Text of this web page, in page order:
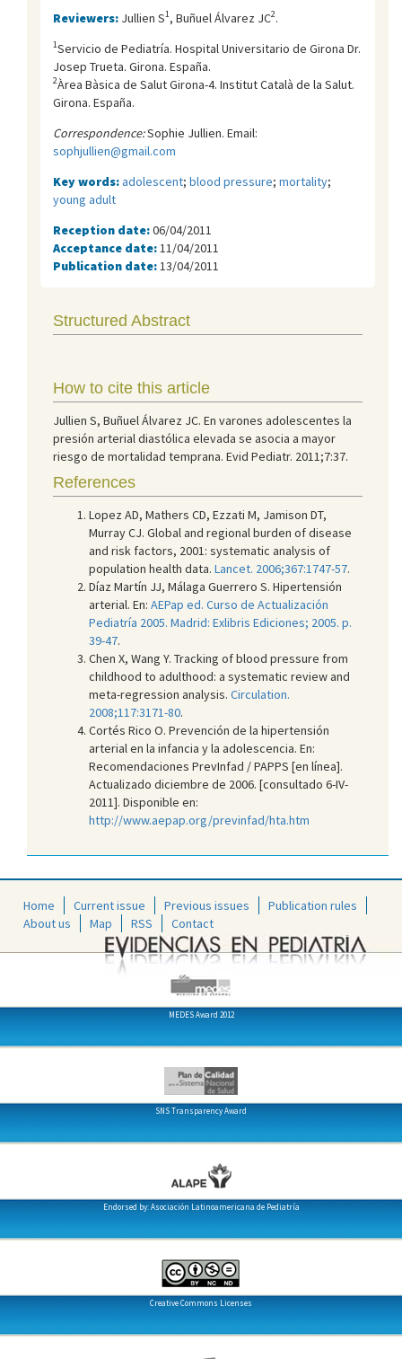
Reviewers: Jullien S1, Buñuel Álvarez JC2.
1Servicio de Pediatría. Hospital Universitario de Girona Dr.
Josep Trueta. Girona. España.
2Àrea Bàsica de Salut Girona-4. Institut Català de la Salut.
Girona. España.
Correspondence:Sophie Jullien. Email:
sophjullien@gmail.com
Key words:adolescent; blood pressure; mortality;
young adult
Reception date:06/04/2011
Acceptance date: 11/04/2011
Publication date: 13/04/2011
Structured Abstract
How to cite this article
Jullien S, Buñuel Álvarez JC. En varones adolescentes la
presión arterial diastólica elevada se asocia a mayor
riesgo de mortalidad temprana. Evid Pediatr. 2011;7:37.
References
Lopez AD, Mathers CD, Ezzati M, Jamison DT,
Murray CJ. Global and regional burden of disease
and risk factors, 2001: systematic analysis of
population health data. Lancet. 2006;367:1747-57.
Díaz Martín JJ, Málaga Guerrero S. Hipertensión
arterial. En: AEPap ed. Curso de Actualización
Pediatría 2005. Madrid: Exlibris Ediciones; 2005. p.
39-47.
Chen X, Wang Y. Tracking of blood pressure from
childhood to adulthood: a systematic review and
meta-regression analysis. Circulation.
2008;117:3171-80.
Cortés Rico O. Prevención de la hipertensión
arterial en la infancia y la adolescencia. En:
Recomendaciones PrevInfad / PAPPS [en línea].
Actualizado diciembre de 2006. [consultado 6-IV-
2011]. Disponible en:
http://www.aepap.org/previnfad/hta.htm
Home Current issue Previous issues
Publication rules
About us
Map RSS Contact
MEDES Award 2012
SNS Transparency Award
Endorsed by: Asociación Latinoamericana de Pediatría
Creative Commons Licenses